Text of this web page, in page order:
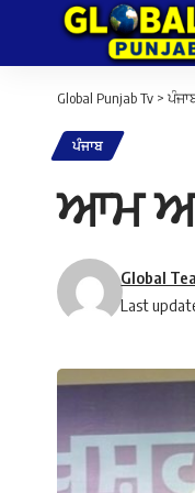
Global Punjab Tv >
ਪੰਜਾਬ
ਆਮ
Last
Global